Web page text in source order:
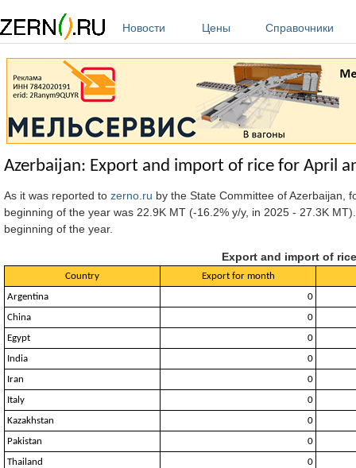
Новости
Цены Справочники
Azerbaijan: Export and import of rice for April
As it was reported to zerno.ru by the State Committee of Azerbaijan,
beginning of the year was 22.9K MT (-16.2% y/y, in 2025 - 27.3K
beginning of the year.
Export and import of
Country
Export for month
Argentina
0
China
0
Egypt
0
India
0
Iran
0
Italy
0
Kazakhstan
0
Pakistan
0
Thailand
0